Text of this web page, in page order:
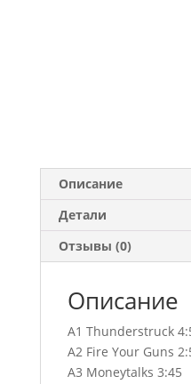
Описание
Детали
Отзывы (0)
Описание
A1 Thunderstruck
A2 Fire Your Guns
A3 Moneytalks 3:45